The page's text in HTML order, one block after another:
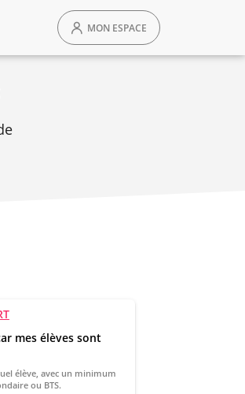
MON ESPACE
élèves sont
en secondaire ou BTS.